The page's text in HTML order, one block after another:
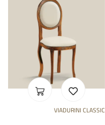
VIADURINI CLASSIC